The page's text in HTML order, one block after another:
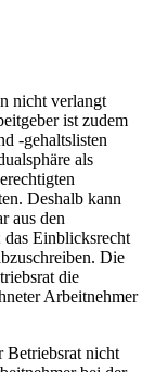
nicht verlangt
ist zudem
-gehaltslisten
als
Deshalb kann
aus den
Einblicksrecht
Die
die
Arbeitnehmer
Betriebsrat nicht